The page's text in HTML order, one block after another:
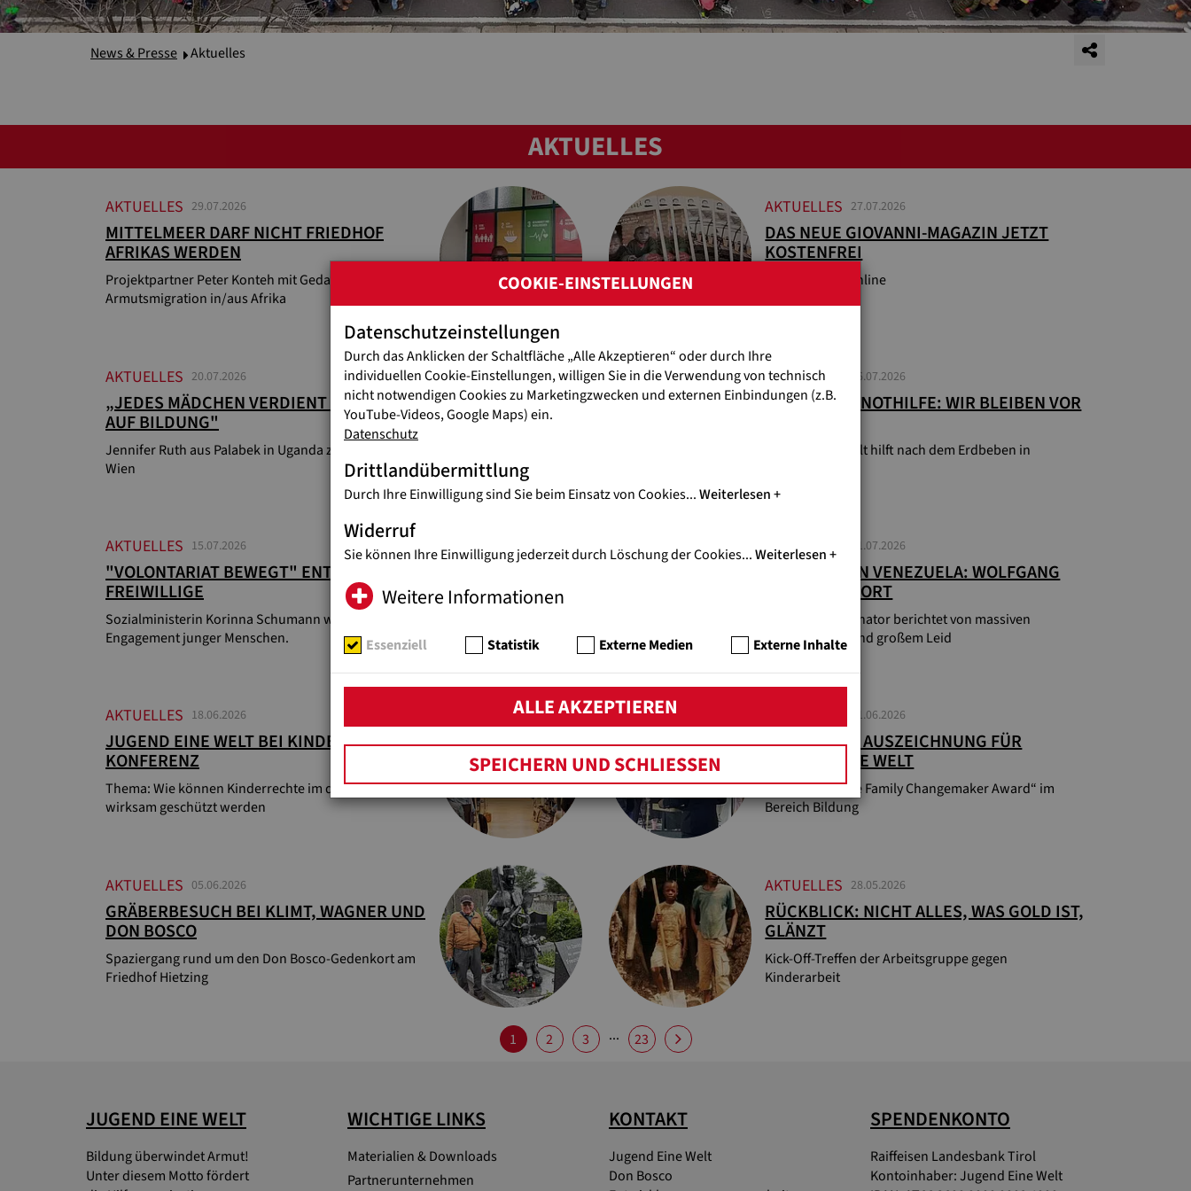
News & Presse Aktuelles
AKTUELLES
AKTUELLES 29.07.2026
MITTELMEER DARF NICHT FRIEDHOF
AFRIKAS WERDEN
Projektpartner Peter Konteh mit Gedanken zu
Armutsmigration in/aus Afrika
AKTUELLES 27.07.2026
DAS NEUE GIOVANNI-MAGAZIN JETZT
KOSTENFREI
Per Post oder online
AKTUELLES 20.07.2026
„JEDES MÄDCHEN VERDIENT CHANCE
AUF BILDUNG"
Jennifer Ruth aus Palabek in Uganda zu Besuch in
Wien
AKTUELLES 16.07.2026
VENEZUELA-NOTHILFE: WIR BLEIBEN VOR
Jugend Eine Welt hilft nach dem Erdbeben in
AKTUELLES 15.07.2026
"VOLONTARIAT BEWEGT" ENTSENDET 24
FREIWILLIGE
Sozialministerin Korinna Schumann würdigt
Engagement junger Menschen.
AKTUELLES 01.07.2026
ERDBEBEN IN VENEZUELA: WOLFGANG
WEDAN VOR ORT
Nothilfe-Koordinator berichtet von massiven
Zerstörungen und großem Leid
AKTUELLES 18.06.2026
JUGEND EINE WELT BEI KINDERRECHTE-
KONFERENZ
Thema: Wie können Kinderrechte im digitalen Raum
wirksam geschützt werden
11.06.2026
BESONDERE AUSZEICHNUNG FÜR
JUGEND EINE WELT
„One World One Family Changemaker Award“ im
Bereich Bildung
AKTUELLES 05.06.2026
GRÄBERBESUCH BEI KLIMT, WAGNER UND
DON BOSCO
Spaziergang rund um den Don Bosco-Gedenkort am
Friedhof Hietzing
AKTUELLES 28.05.2026
RÜCKBLICK: NICHT ALLES, WAS GOLD IST,
GLÄNZT
Kick-Off-Treffen der Arbeitsgruppe gegen
Kinderarbeit
1 2 3 ... 23
JUGEND EINE WELT
Bildung überwindet Armut!
Unter diesem Motto fördert
WICHTIGE LINKS
Materialien & Downloads
Partnerunternehmen
KONTAKT
Jugend Eine Welt
Don Bosco
SPENDENKONTO
Raiffeisen Landesbank Tirol
Kontoinhaber: Jugend Eine Welt
COOKIE-EINSTELLUNGEN
Datenschutzeinstellungen
Durch das Anklicken der Schaltfläche „Alle Akzeptieren“ oder durch Ihre
individuellen Cookie-Einstellungen, willigen Sie in die Verwendung von technisch
nicht notwendigen Cookies zu Marketingzwecken und externen Einbindungen (z.B.
YouTube-Videos, Google Maps) ein.
Datenschutz
Drittlandübermittlung
Durch Ihre Einwilligung sind Sie beim Einsatz von Cookies...Weiterlesen
Widerruf
Sie können Ihre Einwilligung jederzeit durch Löschung der Cookies...Weiterlesen
Weitere Informationen
Essenziell Statistik Externe Medien Externe Inhalte
ALLE AKZEPTIEREN
SPEICHERN UND SCHLIESSEN